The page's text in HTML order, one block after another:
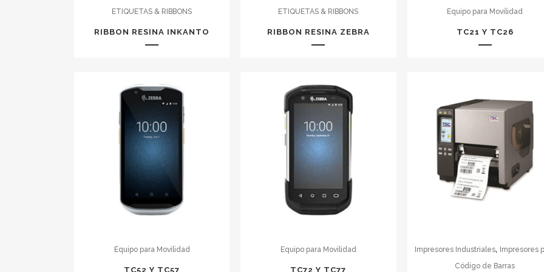
ETIQUETAS & RIBBONS
RIBBON RESINA INKANTO
ETIQUETAS & RIBBONS
RIBBON RESINA ZEBRA
Equipo para Movilidad
TC21 Y TC26
Equipo para Movilidad
TC52 Y TC57
Equipo para Movilidad
TC72 Y TC77
Impresores Industriales, Impresores
Código de Barras